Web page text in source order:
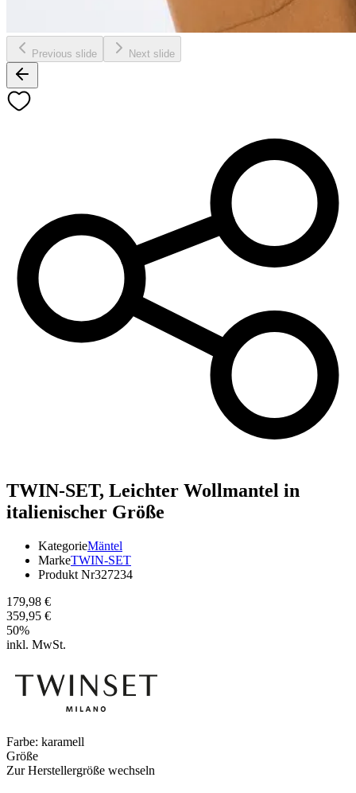
Previous slide Next slide
TWIN-SET, Leichter Wollmantel in
italienischer Größe
KategorieMäntel
MarkeTWIN-SET
Produkt Nr327234
179,98 €
359,95 €
50%
inkl. MwSt.
Farbe: karamell
Größe
Zur Herstellergröße wechseln